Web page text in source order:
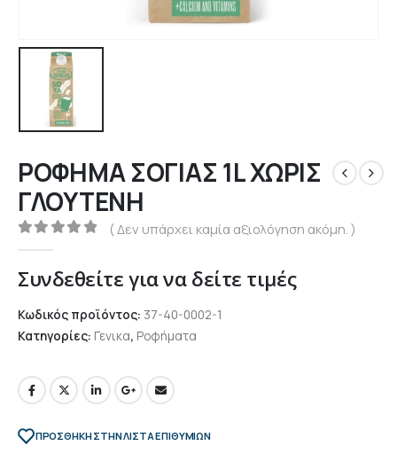
ΡΟΦΗΜΑ ΣΟΓΙΑΣ 1L ΧΩΡΙΣ
ΓΛΟΥΤΕΝΗ
0out of 5
( Δεν υπάρχει καμία αξιολόγηση ακόμη. )
Συνδεθείτε για να δείτε τιμές
Κωδικός προϊόντος: 37-40-0002-1
Κατηγορίες: Γενικα, Ροφήματα
ΠΡΌΣΘΉΚΗ ΣΤΗΝ ΛΊΣΤΑ ΕΠΙΘΥΜΙΏΝ